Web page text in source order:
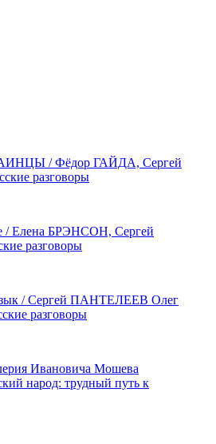
/ Фёдор ГАЙДА, Сергей
разговоры
/ Елена БРЭНСОН, Сергей
разговоры
/ Сергей ПАНТЕЛЕЕВ Олег
разговоры
Ивановича Мошева
народ: трудный путь к